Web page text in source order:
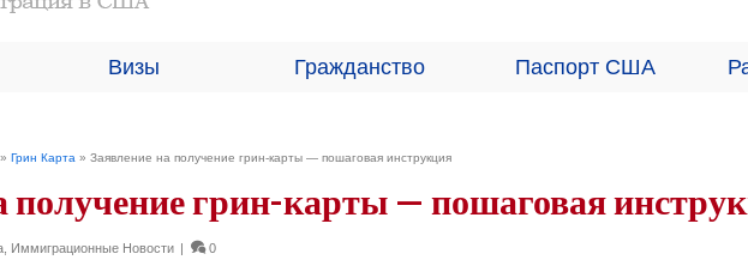
Визы Гражданство Паспорт США
» Грин Карта » Заявление на получение грин-карты — пошаговая инструкция
получение грин-карты — пошаговая
Иммиграционные Новости | 0